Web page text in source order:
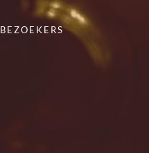
BEZOEKERS